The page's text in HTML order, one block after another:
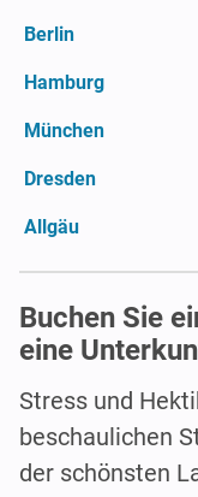
Berlin
Hamburg
München
Dresden
Allgäu
Buchen Sie
eine
Stress und
beschaulichen
der schönsten